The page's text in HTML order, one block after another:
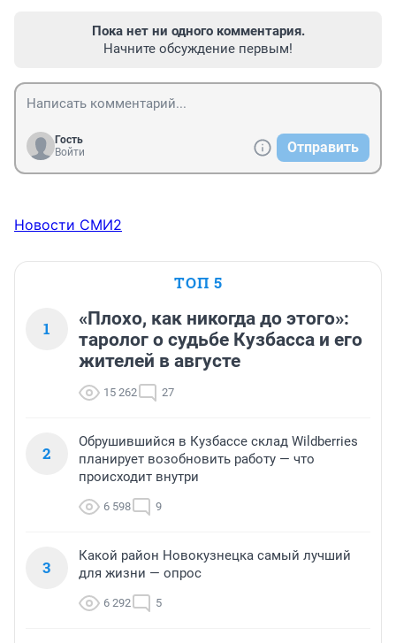
Пока нет ни одного комментария.
Начните обсуждение первым!
Гость
Войти
Отправить
Новости СМИ2
ТОП 5
1
«Плохо, как никогда до этого»:
таролог о судьбе Кузбасса и его
жителей в августе
15 262 27
2
Обрушившийся в Кузбассе склад Wildberries
планирует возобновить работу — что
происходит внутри
6 598 9
3
Какой район Новокузнецка самый лучший
для жизни — опрос
6 292 5